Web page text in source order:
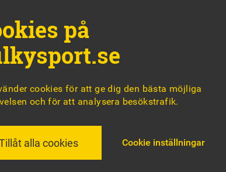
Chefredaktör & ansvarig utgivare:
på
cookies för att ge dig den bästa möjliga
och för att analysera besökstrafik.
alla cookies Cookie inställningar